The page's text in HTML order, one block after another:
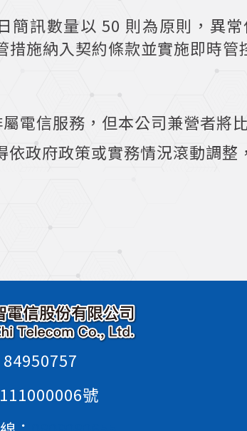
簡訊數量以 50 則為原則，異
措施納入契約條款並實施即時管
電信服務，但本公司兼營者將
依政府政策或實務情況滾動調
號